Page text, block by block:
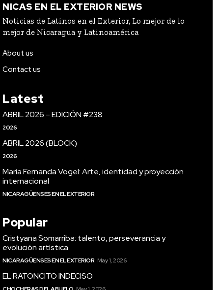
NICAS EN EL EXTERIOR NEWS
Noticias de Latinos en el Exterior, Lo mejor de lo
mejor de Nicaragua y Latinoamérica
About us
Contact us
Latest
ABRIL 2026 – EDICIÓN #238
2026
ABRIL 2026 (BLOCK)
2026
María Fernanda Vogel: Arte, identidad y proyección
internacional
NICARAGÜENSES EN EL EXTERIOR
Popular
Cristyana Somarriba: talento, perseverancia y
evolución artística
NICARAGÜENSES EN EL EXTERIOR May 1, 2026
EL RATONCITO INDECISO